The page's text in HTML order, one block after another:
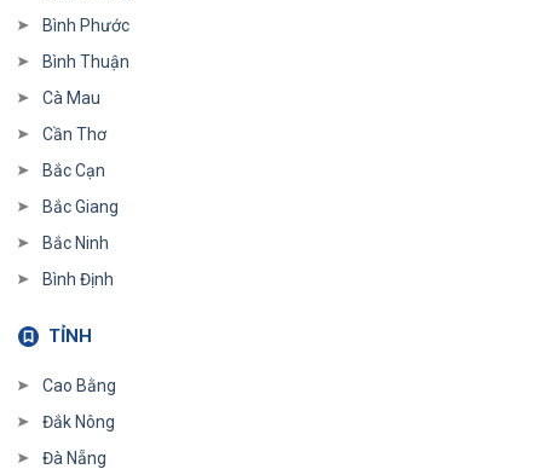
Bình Phước
Bình Thuận
Cà Mau
Cần Thơ
Bắc Cạn
Bắc Giang
Bắc Ninh
Bình Định
TỈNH
Cao Bằng
Đắk Nông
Đà Nẵng